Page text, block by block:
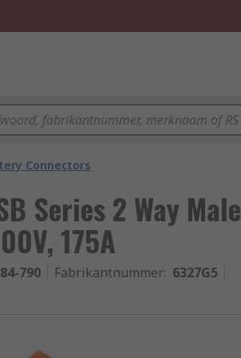
Connectors
Series 2 Way Male
175A
790 Fabrikantnummer: 6327G5